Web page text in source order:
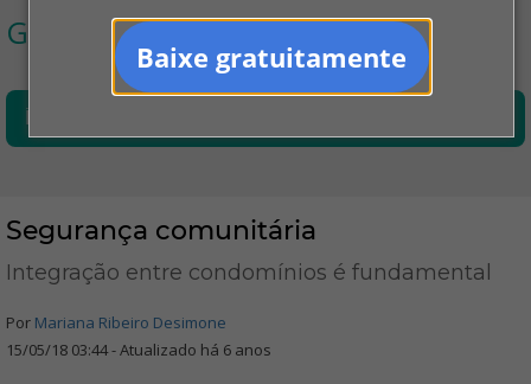
Baixe gratuitamente
Guia sobre Segurança
Segurança comunitária
Integração entre condomínios é fundamental
Por Mariana Ribeiro Desimone
15/05/18 03:44 - Atualizado há 6 anos